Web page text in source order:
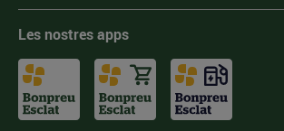
Les nostres apps